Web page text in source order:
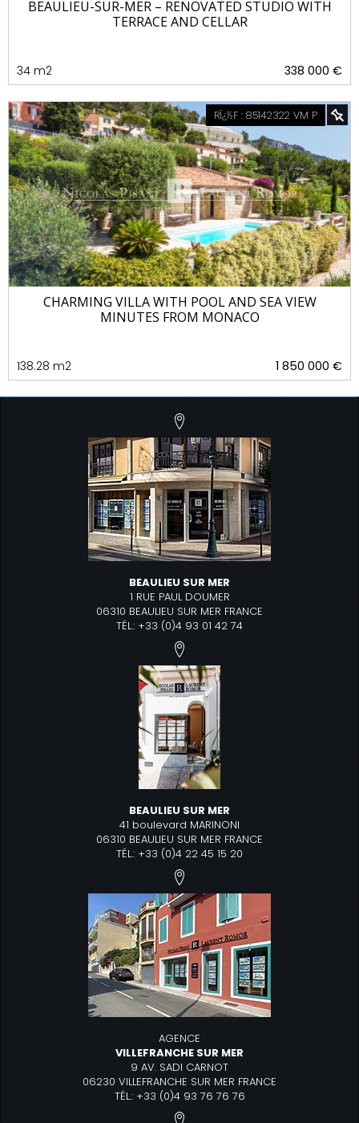
BEAULIEU-SUR-MER – RENOVATED STUDIO WITH
TERRACE AND CELLAR
34 m2 338 000 €
RÏ¿½F : 85142322 VM P
CHARMING VILLA WITH POOL AND SEA VIEW
MINUTES FROM MONACO
138.28 m2 1 850 000 €
BEAULIEU SUR MER
1 RUE PAUL DOUMER
06310 BEAULIEU SUR MER FRANCE
TÉL.: +33 (0)4 93 01 42 74
BEAULIEU SUR MER
41 boulevard MARINONI
06310 BEAULIEU SUR MER FRANCE
TÉL.: +33 (0)4 22 45 15 20
AGENCE
VILLEFRANCHE SUR MER
9 AV. SADI CARNOT
06230 VILLEFRANCHE SUR MER FRANCE
TÉL.: +33 (0)4 93 76 76 76